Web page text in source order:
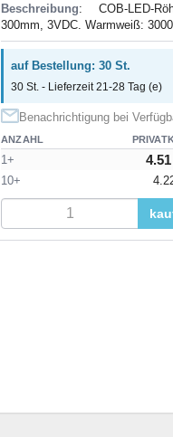
Beschreibung: COB-LED-
300mm, 3VDC. Warmweiß:
auf Bestellung: 30 St.
30 St. - Lieferzeit 21-28 Tag (e)
Benachrichtigung bei
ANZAHL
1+
10+